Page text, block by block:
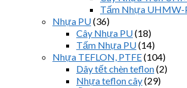
Tấm Nhựa UHMW-
Nhựa PU(36)
Cây Nhựa PU(18)
Tấm Nhựa PU(14)
Nhựa TEFLON, PTFE(104)
Dây tết chèn teflon(2)
Nhựa teflon cây(29)